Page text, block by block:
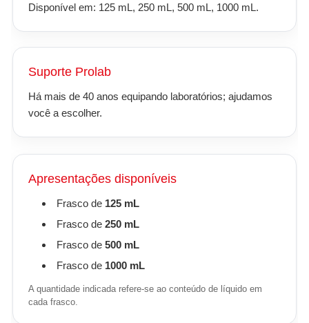
Disponível em: 125 mL, 250 mL, 500 mL, 1000 mL.
Suporte Prolab
Há mais de 40 anos equipando laboratórios; ajudamos
você a escolher.
Apresentações disponíveis
Frasco de 125 mL
Frasco de 250 mL
Frasco de 500 mL
Frasco de 1000 mL
A quantidade indicada refere-se ao conteúdo de líquido em
cada frasco.